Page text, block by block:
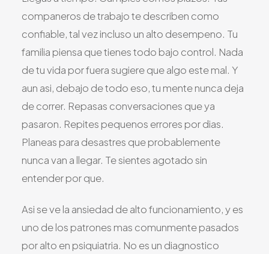
Todos los Servicios
TDAH
Ansiedad
Depresión
Trastorno Bipolar
Manejo de Medicamentos
companeros de trabajo te describen como
confiable, tal vez incluso un alto desempeno. Tu
familia piensa que tienes todo bajo control. Nada
de tu vida por fuera sugiere que algo este mal. Y
aun asi, debajo de todo eso, tu mente nunca deja
de correr. Repasas conversaciones que ya
pasaron. Repites pequenos errores por dias.
Planeas para desastres que probablemente
nunca van a llegar. Te sientes agotado sin
entender por que.
Asi se ve la ansiedad de alto funcionamiento, y es
uno de los patrones mas comunmente pasados
por alto en psiquiatria. No es un diagnostico